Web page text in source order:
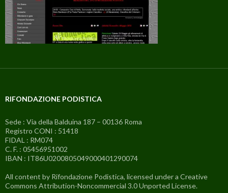
RIFONDAZIONE PODISTICA
Sede : Via della Balduina 187 – 00136 Roma
Registro CONI : 51418
FIDAL : RM074
C. F. : 05456951002
IBAN : IT86U0200805049000401290074
All content by Rifondazione Podistica, licensed under a Creative
Commons Attribution-Noncommercial 3.0 Unported License.